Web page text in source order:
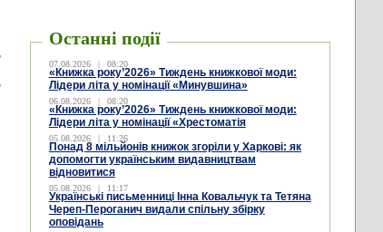
Останні події
07.08.2026 | 08:20
«Книжка року’2026» Тиждень книжкової моди:
Лідери літа у номінації «Минувшина»
06.08.2026 | 08:20
«Книжка року’2026» Тиждень книжкової моди:
Лідери літа у номінації «Хрестоматія
05.08.2026 | 11:26
Понад 8 мільйонів книжок згоріли у Харкові: як
допомогти українським видавництвам
відновитися
05.08.2026 | 11:17
Українські письменниці Інна Ковальчук та Тетяна
Череп-Пероганич видали спільну збірку
оповідань